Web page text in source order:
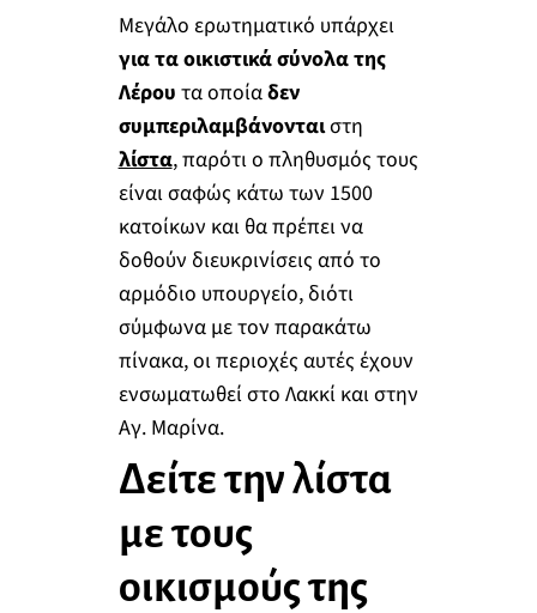
Μεγάλο ερωτηματικό υπάρχει
για τα οικιστικά σύνολατης
Λέρου τα οποίαδεν
συμπεριλαμβάνονταιστη
λίστα, παρότι ο πληθυσμός τους
είναι σαφώς κάτω των 1500
κατοίκων και θα πρέπει να
δοθούν διευκρινίσεις από το
αρμόδιο υπουργείο, διότι
σύμφωνα με τον παρακάτω
πίνακα, οι περιοχές αυτές έχουν
ενσωματωθεί στο Λακκί και στην
Αγ. Μαρίνα.
Δείτε την λίστα
με τους
οικισμούς της